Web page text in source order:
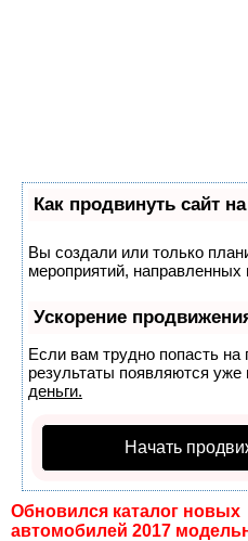
Как продвинуть сайт
Вы создали или только
мероприятий,
Ускорение
Если вам трудно попасть
результаты появляются
деньги.
Начать
Обновился каталог новых
автомобилей 2017